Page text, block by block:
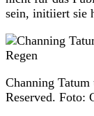
sein, initiiert sie
Channing
Reserved. Foto: